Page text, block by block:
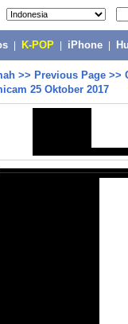
K-POP iPhone
>> Previous Page >>
25 Oktober 2017